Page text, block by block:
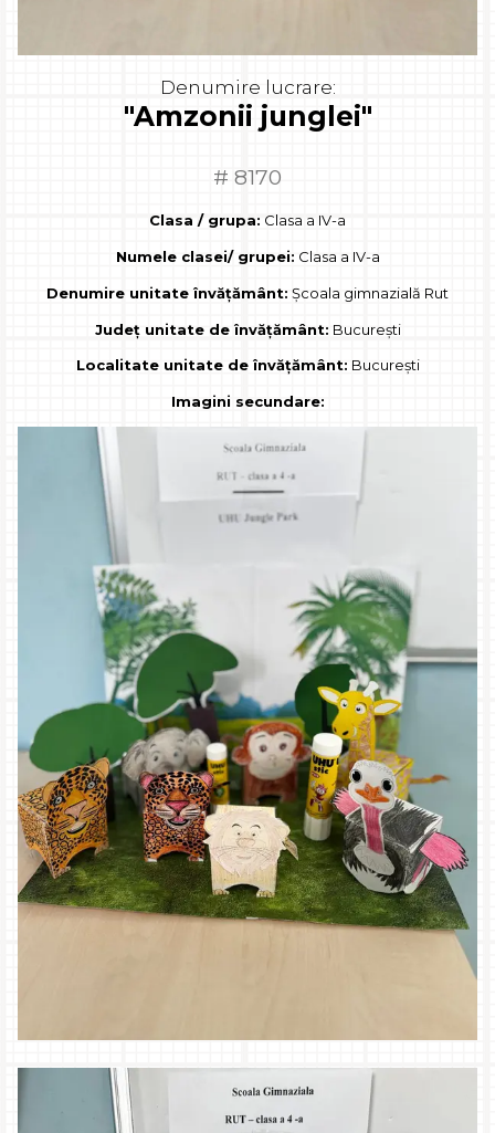
Denumire lucrare:
"Amzonii junglei"
# 8170
Clasa / grupa: Clasa a IV-a
Numele clasei/ grupei: Clasa a IV-a
Denumire unitate învățământ: Școala gimnazială Rut
Județ unitate de învățământ: București
Localitate unitate de învățământ: București
Imagini secundare: